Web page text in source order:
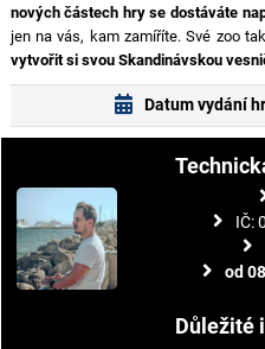
nových částech hry se dostáváte
jen na vás, kam zamíříte. Své zoo
vytvořit si svou Skandinávskou
Datum vydání
IČ:
od
Důležité